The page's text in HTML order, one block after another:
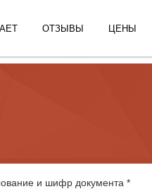
ОТЗЫВЫ ЦЕНЫ
и шифр документа *